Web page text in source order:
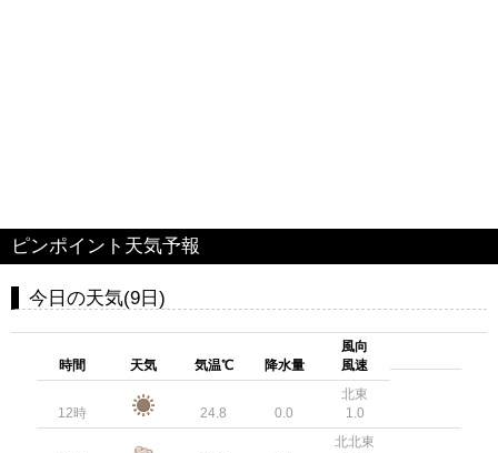
ピンポイント天気予報
今日の天気(9日)
時間 天気 気温℃ 降水量
風向
風速
12時 24.8 0.0
北東
1.0
北北東